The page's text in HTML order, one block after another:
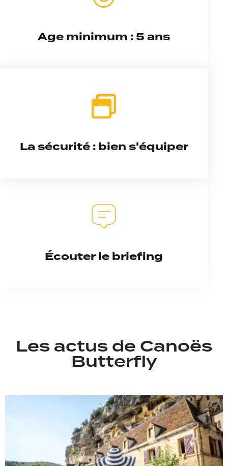
Age minimum : 5 ans
La sécurité : bien s'équiper
Écouter le briefing
Les actus de Canoës
Butterfly